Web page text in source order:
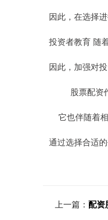
因此，在选择
投资者教育 随
因此，加强对
股票配资作
它也伴随着相
通过选择合适
上一篇： 配资